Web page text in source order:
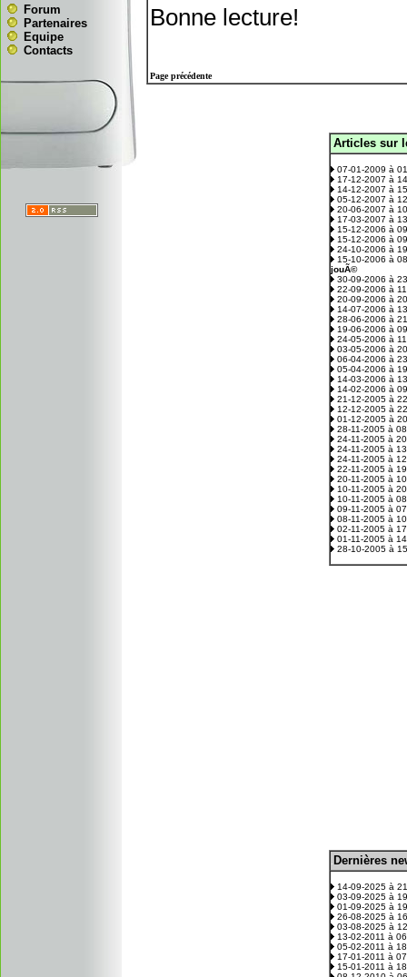
Forum
Partenaires
Equipe
Contacts
Bonne lecture!
Page précédente
Articles sur
07-01-2009 à
17-12-2007 à
14-12-2007 à
05-12-2007 à
20-06-2007 à
17-03-2007 à
15-12-2006 à
15-12-2006 à
24-10-2006 à
15-10-2006 à
jouÃ©
30-09-2006 à
22-09-2006 à
20-09-2006 à
14-07-2006 à
28-06-2006 à
19-06-2006 à
24-05-2006 à
03-05-2006 à
06-04-2006 à
05-04-2006 à
14-03-2006 à
14-02-2006 à
21-12-2005 à
12-12-2005 à
01-12-2005 à
28-11-2005 à
24-11-2005 à
24-11-2005 à
24-11-2005 à
22-11-2005 à
20-11-2005 à
10-11-2005 à
10-11-2005 à
09-11-2005 à
08-11-2005 à
02-11-2005 à
01-11-2005 à
28-10-2005 à
Dernières
14-09-2025 à
03-09-2025 à
01-09-2025 à
26-08-2025 à
03-08-2025 à
13-02-2011 à
05-02-2011 à
17-01-2011 à
15-01-2011 à